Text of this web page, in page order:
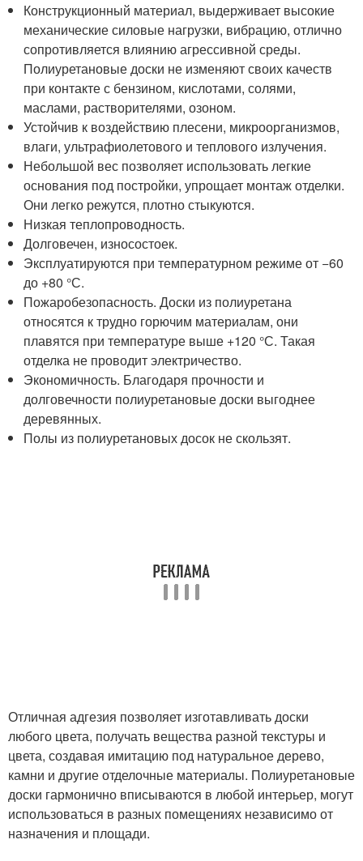
Конструкционный материал, выдерживает высокие
механические силовые нагрузки, вибрацию, отлично
сопротивляется влиянию агрессивной среды.
Полиуретановые доски не изменяют своих качеств
при контакте с бензином, кислотами, солями,
маслами, растворителями, озоном.
Устойчив к воздействию плесени, микроорганизмов,
влаги, ультрафиолетового и теплового излучения.
Небольшой вес позволяет использовать легкие
основания под постройки, упрощает монтаж отделки.
Они легко режутся, плотно стыкуются.
Низкая теплопроводность.
Долговечен, износостоек.
Эксплуатируются при температурном режиме от −60
до +80 °С.
Пожаробезопасность. Доски из полиуретана
относятся к трудно горючим материалам, они
плавятся при температуре выше +120 °С. Такая
отделка не проводит электричество.
Экономичность. Благодаря прочности и
долговечности полиуретановые доски выгоднее
деревянных.
Полы из полиуретановых досок не скользят.
Отличная адгезия позволяет изготавливать доски
любого цвета, получать вещества разной текстуры и
цвета, создавая имитацию под натуральное дерево,
камни и другие отделочные материалы. Полиуретановые
доски гармонично вписываются в любой интерьер, могут
использоваться в разных помещениях независимо от
назначения и площади.